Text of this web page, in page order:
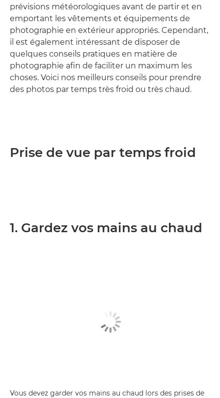
prévisions météorologiques avant de partir et en
emportant les vêtements et équipements de
photographie en extérieur appropriés. Cependant,
il est également intéressant de disposer de
quelques conseils pratiques en matière de
photographie afin de faciliter un maximum les
choses. Voici nos meilleurs conseils pour prendre
des photos par temps très froid ou très chaud.
Prise de vue par temps froid
1. Gardez vos mains au chaud
Vous devez garder vos mains au chaud lors des prises de